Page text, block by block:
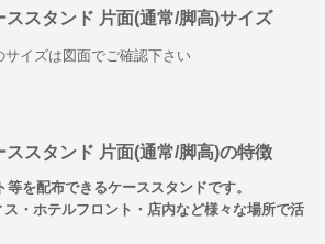
ススタンド 片面(通常/脚高)サイズ
サイズは図面でご確認下さい
ススタンド 片面(通常/脚高)の特徴
を配布できるケーススタンドです。
・ホテルフロント・店内など様々な場所で活